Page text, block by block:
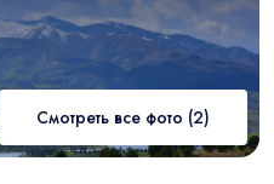
Смотреть все фото (2)